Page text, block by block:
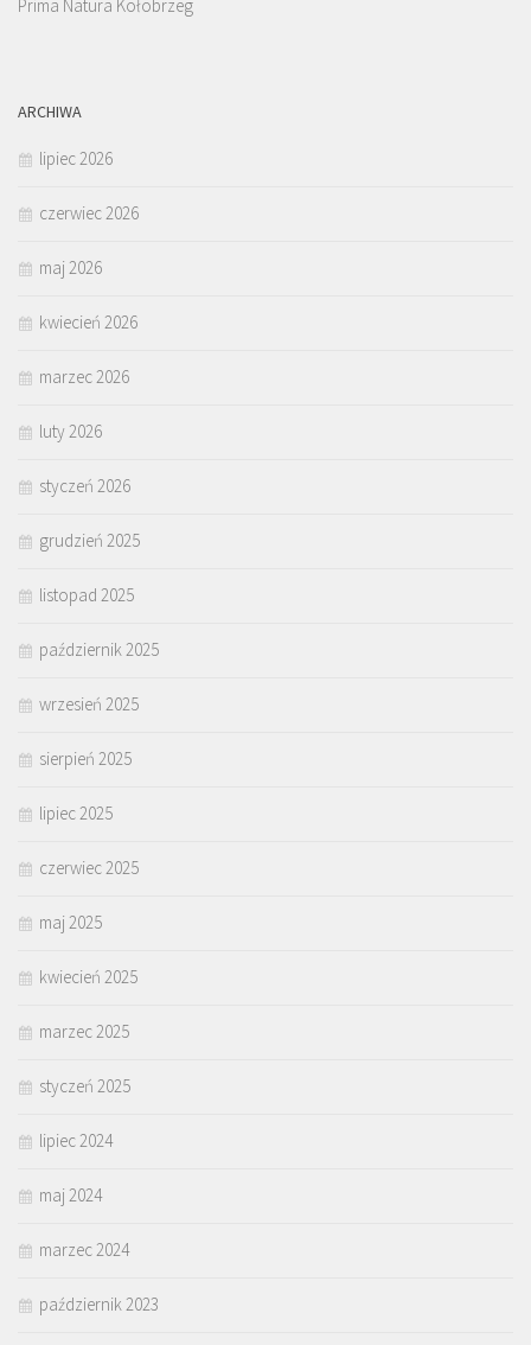
Prima Natura Kołobrzeg
ARCHIWA
lipiec 2026
czerwiec 2026
maj 2026
kwiecień 2026
marzec 2026
luty 2026
styczeń 2026
grudzień 2025
listopad 2025
październik 2025
wrzesień 2025
sierpień 2025
lipiec 2025
czerwiec 2025
maj 2025
kwiecień 2025
marzec 2025
styczeń 2025
lipiec 2024
maj 2024
marzec 2024
październik 2023